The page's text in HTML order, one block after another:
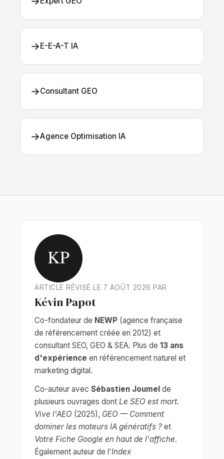
→E-E-A-T IA
→Consultant GEO
→Agence Optimisation IA
KP
ARTICLE RÉVISÉ LE 7 AOÛT 2026 PAR
Kévin Papot
Co-fondateur de NEWP (agence française
de référencement créée en 2012) et
consultant SEO, GEO & SEA. Plus de 13 ans
d'expérience en référencement naturel et
marketing digital.
Co-auteur avec Sébastien Joumel de
plusieurs ouvrages dont Le SEO est mort.
Vive l'AEO (2025), GEO — Comment
dominer les moteurs IA génératifs ? et
Votre Fiche Google en haut de l'affiche.
Également auteur de l'Index